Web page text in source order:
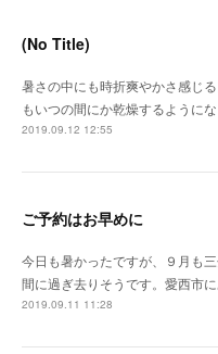
(No Title)
暑さの中にも時折爽やかさ感じ
もいつの間にか乾燥するように
2019.09.12 12:55
ご予約はお早めに
今日も暑かったですが、９月も
間に過ぎ去りそうです。愛西市
2019.09.11 11:28